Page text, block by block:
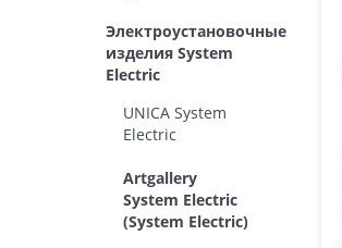
Электроустановочные
изделия System
Electric
UNICA System
Electric
Artgallery
System Electric
(System Electric)